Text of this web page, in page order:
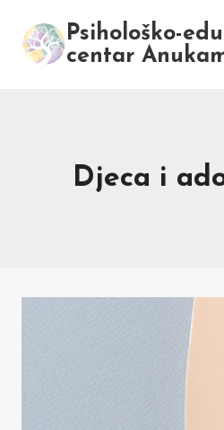
content
Psihološko-
centar
Djeca i